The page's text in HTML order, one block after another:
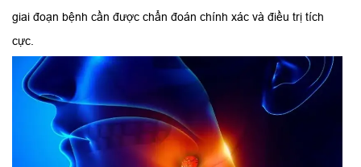
giai đoạn bệnh cần được chẩn đoán chính xác và điều trị tích
cực.